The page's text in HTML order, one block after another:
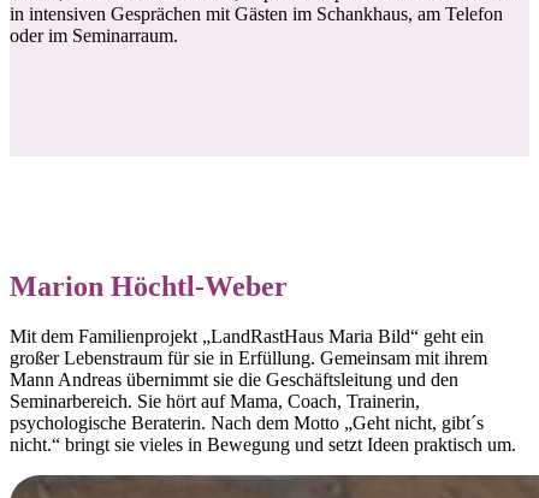
in intensiven Gesprächen mit Gästen im Schankhaus, am Telefon
oder im Seminarraum.
Marion Höchtl-Weber
Mit dem Familienprojekt „LandRastHaus Maria Bild“ geht ein
großer Lebenstraum für sie in Erfüllung. Gemeinsam mit ihrem
Mann Andreas übernimmt sie die Geschäftsleitung und den
Seminarbereich. Sie hört auf Mama, Coach, Trainerin,
psychologische Beraterin. Nach dem Motto „Geht nicht, gibt´s
nicht.“ bringt sie vieles in Bewegung und setzt Ideen praktisch um.